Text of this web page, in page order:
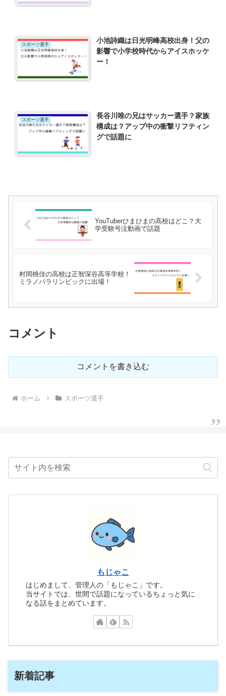
スポーツ選手
小池詩織は日光明峰高校出身！父の
影響で小学校時代からアイスホッケ
ー！
スポーツ選手
長谷川唯の兄はサッカー選手？家族
構成は？アップ中の衝撃リフティン
グで話題に
YouTuberひまひまの高校はどこ？大
学受験号泣動画で話題
村岡桃佳の高校は正智深谷高等学校！
ミラノパラリンピックに出場！
コメント
コメントを書き込む
ホーム スポーツ選手
もじゃこ
はじめまして、管理人の「もじゃこ」です。
当サイトでは、世間で話題になっているちょっと気に
なる話をまとめています。
新着記事